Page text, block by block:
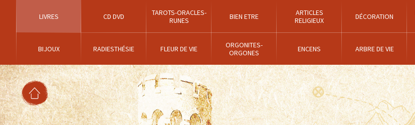
LIVRES CD DVD
TAROTS-ORACLES-
RUNES
BIEN ETRE
ARTICLES
RELIGIEUX
DÉCORATION
BIJOUX RADIESTHÉSIE FLEUR DE VIE
ORGONITES-
ORGONES
ENCENS ARBRE DE VIE